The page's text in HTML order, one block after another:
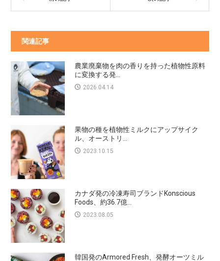
関連記事
農業廃棄物を肉の香りを持った植物性原料
に変換する発...
2026.04.14
果物の種を植物性ミルクにアップサイク
ル、オーストリ...
2023.10.15
カナダ発の冷凍寿司ブランドKonscious
Foods、約36.7億...
2023.08.05
韓国発のArmored Fresh、発酵オーツミル